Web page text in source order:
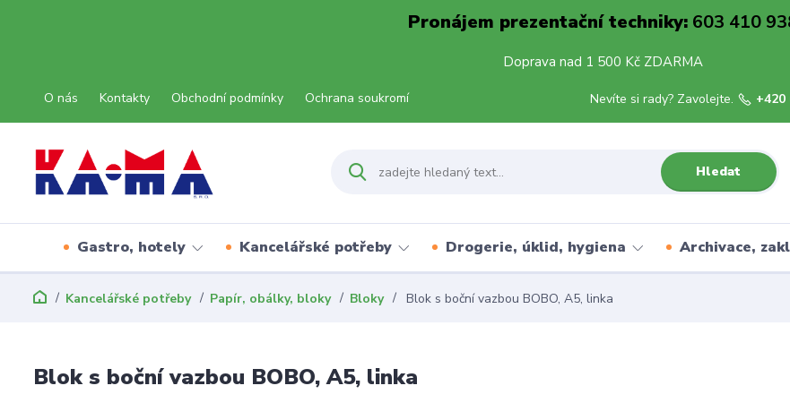
Pronájem prezentační techniky:603 410
Doprava nad 1 500 Kč ZDARMA
O nás Kontakty Obchodní podmínky Ochrana soukromí
Hledat
Nevíte si rady? Zavolejte. +420
Gastro, hotely Kancelářské potřeby Drogerie, úklid, hygiena Archivace,
Kancelářské potřeby Papír, obálky, bloky Bloky Blok s boční vazbou BOBO, A5, linka
Blok s boční vazbou BOBO, A5, linka